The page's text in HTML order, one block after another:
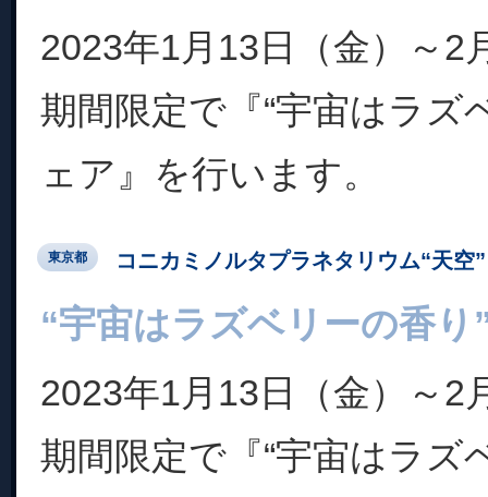
2023年1月13日（金）～2
期間限定で『“宇宙はラズ
ェア』を行います。
東京都 コニカミノルタプラネタリウム“天
“宇宙はラズベリーの香り
2023年1月13日（金）～2
期間限定で『“宇宙はラズ